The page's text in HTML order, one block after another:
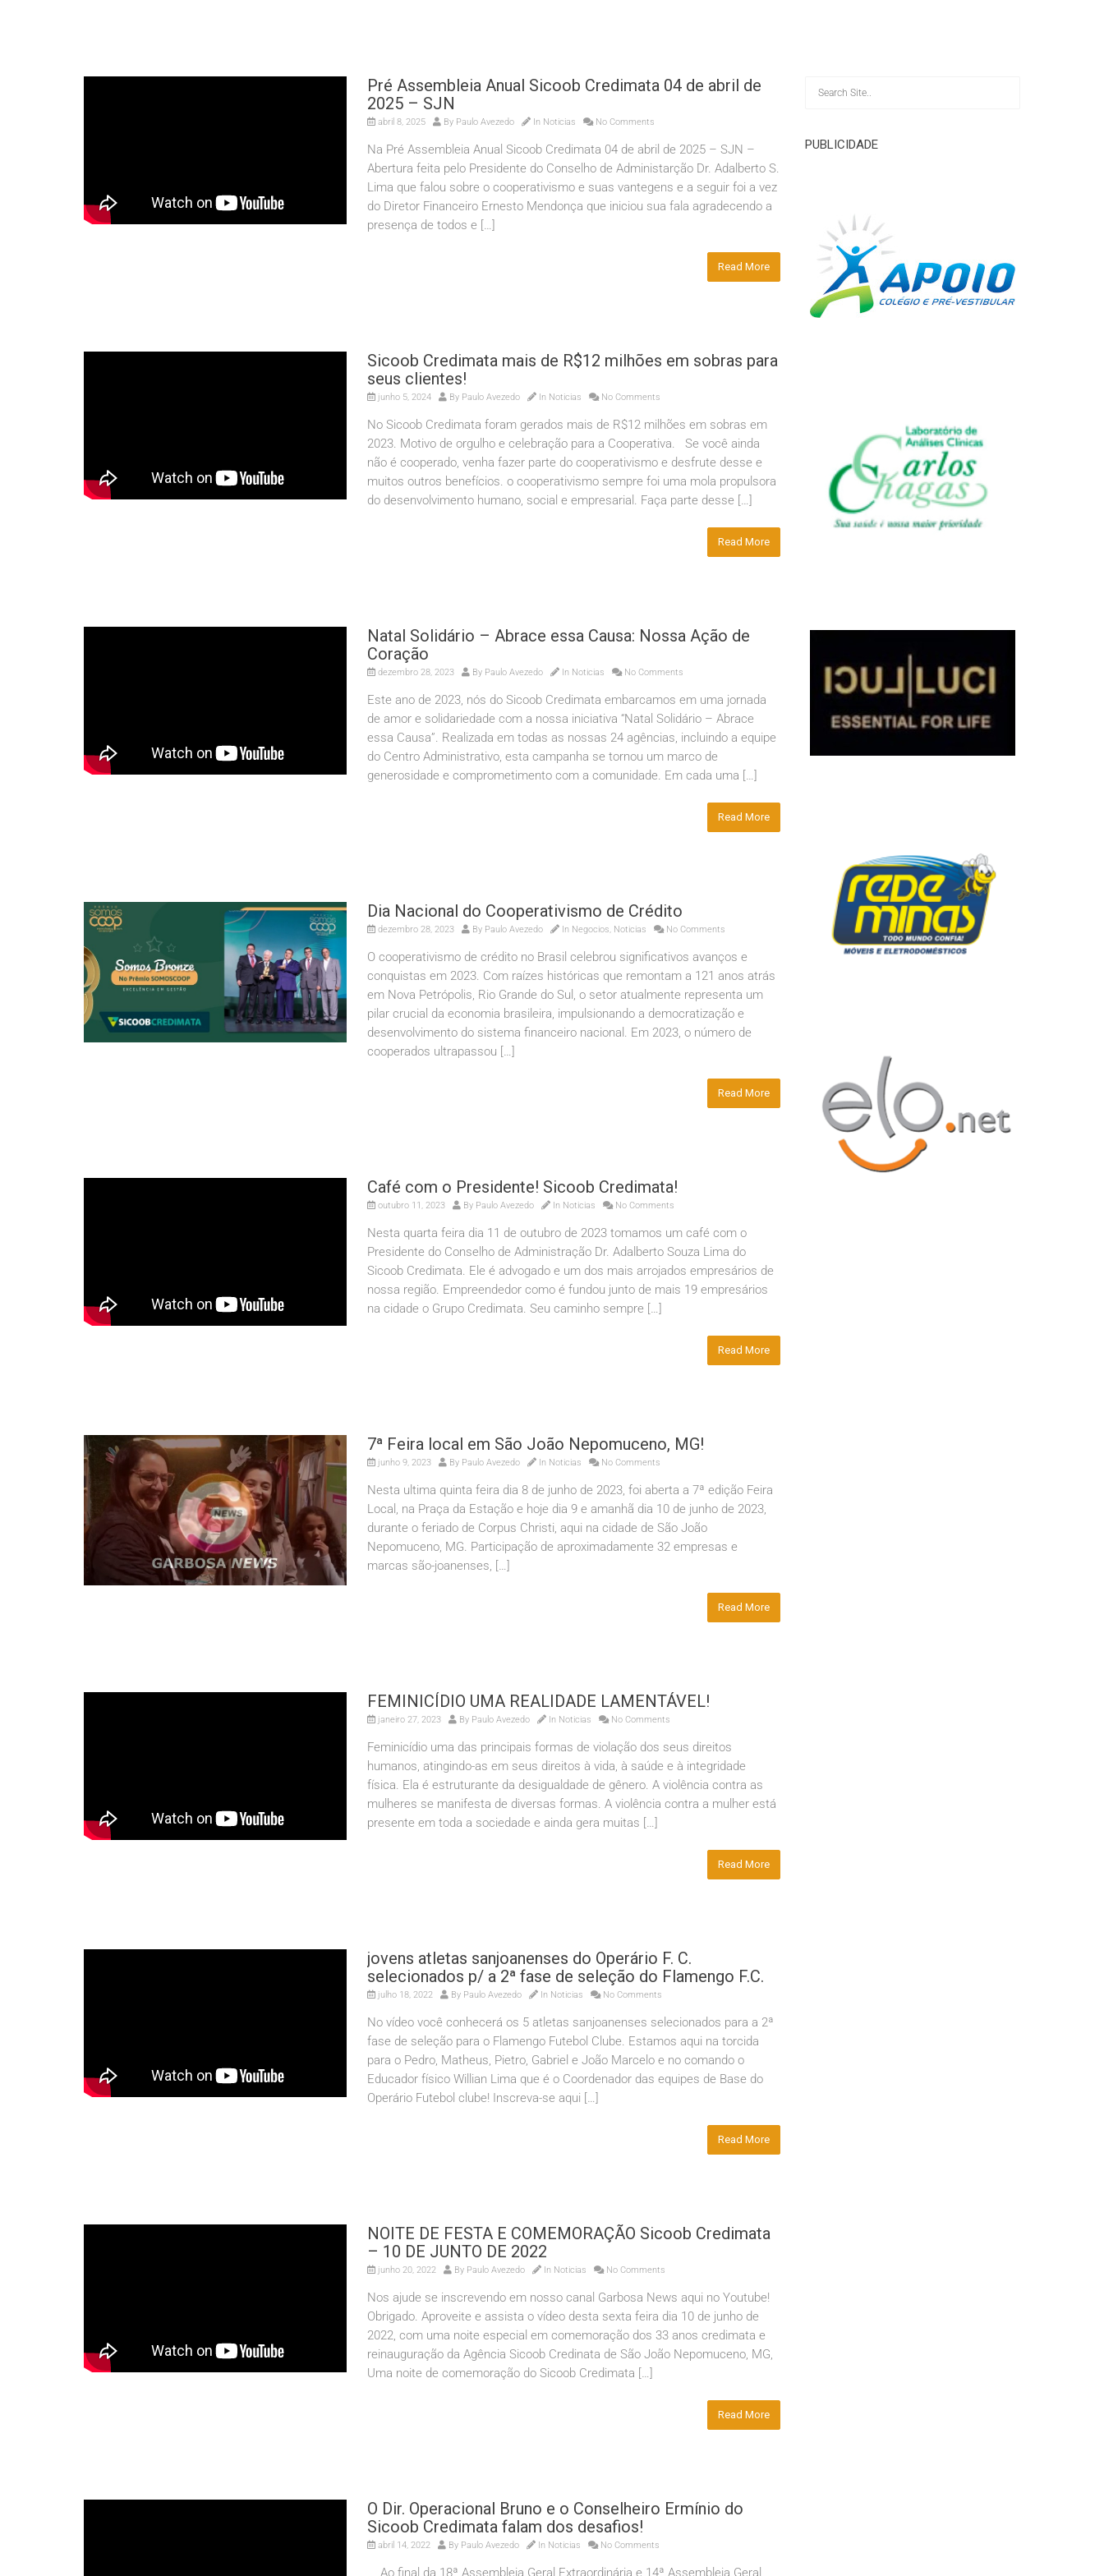
Pré Assembleia Anual Sicoob Credimata 04 de abril de
2025 – SJN
abril 8, 2025 By Paulo Avezedo In Noticias No Comments
Na Pré Assembleia Anual Sicoob Credimata 04 de abril de 2025 – SJN –
Abertura feita pelo Presidente do Conselho de Administarção Dr. Adalberto S.
Lima que falou sobre o cooperativismo e suas vantegens e a seguir foi a vez
do Diretor Financeiro Ernesto Mendonça que iniciou sua fala agradecendo a
presença de todos e […]
Read More
Sicoob Credimata mais de R$12 milhões em sobras para
seus clientes!
junho 5, 2024 By Paulo Avezedo In Noticias No Comments
No Sicoob Credimata foram gerados mais de R$12 milhões em sobras em
2023. Motivo de orgulho e celebração para a Cooperativa. Se você ainda
não é cooperado, venha fazer parte do cooperativismo e desfrute desse e
muitos outros benefícios. o cooperativismo sempre foi uma mola propulsora
do desenvolvimento humano, social e empresarial. Faça parte desse […]
Read More
Natal Solidário – Abrace essa Causa: Nossa Ação de
Coração
dezembro 28, 2023 By Paulo Avezedo In Noticias No Comments
Este ano de 2023, nós do Sicoob Credimata embarcamos em uma jornada
de amor e solidariedade com a nossa iniciativa “Natal Solidário – Abrace
essa Causa”. Realizada em todas as nossas 24 agências, incluindo a equipe
do Centro Administrativo, esta campanha se tornou um marco de
generosidade e comprometimento com a comunidade. Em cada uma […]
Read More
Dia Nacional do Cooperativismo de Crédito
dezembro 28, 2023 By Paulo Avezedo In Negocios, Noticias No Comments
O cooperativismo de crédito no Brasil celebrou significativos avanços e
conquistas em 2023. Com raízes históricas que remontam a 121 anos atrás
em Nova Petrópolis, Rio Grande do Sul, o setor atualmente representa um
pilar crucial da economia brasileira, impulsionando a democratização e
desenvolvimento do sistema financeiro nacional. Em 2023, o número de
cooperados ultrapassou […]
Read More
Café com o Presidente! Sicoob Credimata!
outubro 11, 2023 By Paulo Avezedo In Noticias No Comments
Nesta quarta feira dia 11 de outubro de 2023 tomamos um café com o
Presidente do Conselho de Administração Dr. Adalberto Souza Lima do
Sicoob Credimata. Ele é advogado e um dos mais arrojados empresários de
nossa região. Empreendedor como é fundou junto de mais 19 empresários
na cidade o Grupo Credimata. Seu caminho sempre […]
Read More
7ª Feira local em São João Nepomuceno, MG!
junho 9, 2023 By Paulo Avezedo In Noticias No Comments
Nesta ultima quinta feira dia 8 de junho de 2023, foi aberta a 7ª edição Feira
Local, na Praça da Estação e hoje dia 9 e amanhã dia 10 de junho de 2023,
durante o feriado de Corpus Christi, aqui na cidade de São João
Nepomuceno, MG. Participação de aproximadamente 32 empresas e
marcas são-joanenses, […]
Read More
FEMINICÍDIO UMA REALIDADE LAMENTÁVEL!
janeiro 27, 2023 By Paulo Avezedo In Noticias No Comments
Feminicídio uma das principais formas de violação dos seus direitos
humanos, atingindo-as em seus direitos à vida, à saúde e à integridade
física. Ela é estruturante da desigualdade de gênero. A violência contra as
mulheres se manifesta de diversas formas. A violência contra a mulher está
presente em toda a sociedade e ainda gera muitas […]
Read More
jovens atletas sanjoanenses do Operário F. C.
selecionados p/ a 2ª fase de seleção do Flamengo F.C.
julho 18, 2022 By Paulo Avezedo In Noticias No Comments
No vídeo você conhecerá os 5 atletas sanjoanenses selecionados para a 2ª
fase de seleção para o Flamengo Futebol Clube. Estamos aqui na torcida
para o Pedro, Matheus, Pietro, Gabriel e João Marcelo e no comando o
Educador físico Willian Lima que é o Coordenador das equipes de Base do
Operário Futebol clube! Inscreva-se aqui […]
Read More
NOITE DE FESTA E COMEMORAÇÃO Sicoob Credimata
– 10 DE JUNTO DE 2022
junho 20, 2022 By Paulo Avezedo In Noticias No Comments
Nos ajude se inscrevendo em nosso canal Garbosa News aqui no Youtube!
Obrigado. Aproveite e assista o vídeo desta sexta feira dia 10 de junho de
2022, com uma noite especial em comemoração dos 33 anos credimata e
reinauguração da Agência Sicoob Credinata de São João Nepomuceno, MG,
Uma noite de comemoração do Sicoob Credimata […]
Read More
O Dir. Operacional Bruno e o Conselheiro Ermínio do
Sicoob Credimata falam dos desafios!
abril 14, 2022 By Paulo Avezedo In Noticias No Comments
Ao final da 18ª Assembleia Geral Extraordinária e 14ª Assembleia Geral
PUBLICIDADE